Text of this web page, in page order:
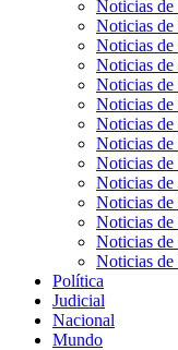
Noticias
Noticias
Noticias de
Noticias de
Noticias de
Noticias de
Noticias de
Noticias de
Noticias de
Noticias de
Noticias de
Noticias de
Noticias
Noticias de
Política
Judicial
Nacional
Mundo